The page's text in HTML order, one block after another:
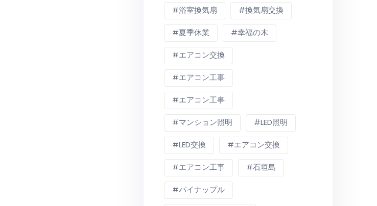
浴室換気扇 換気扇交換
夏季休業 幸福の木
エアコン交換
エアコン工事
エアコン工事
マンション照明 LED照明
LED交換 エアコン交換
エアコン工事 石垣島
パイナップル